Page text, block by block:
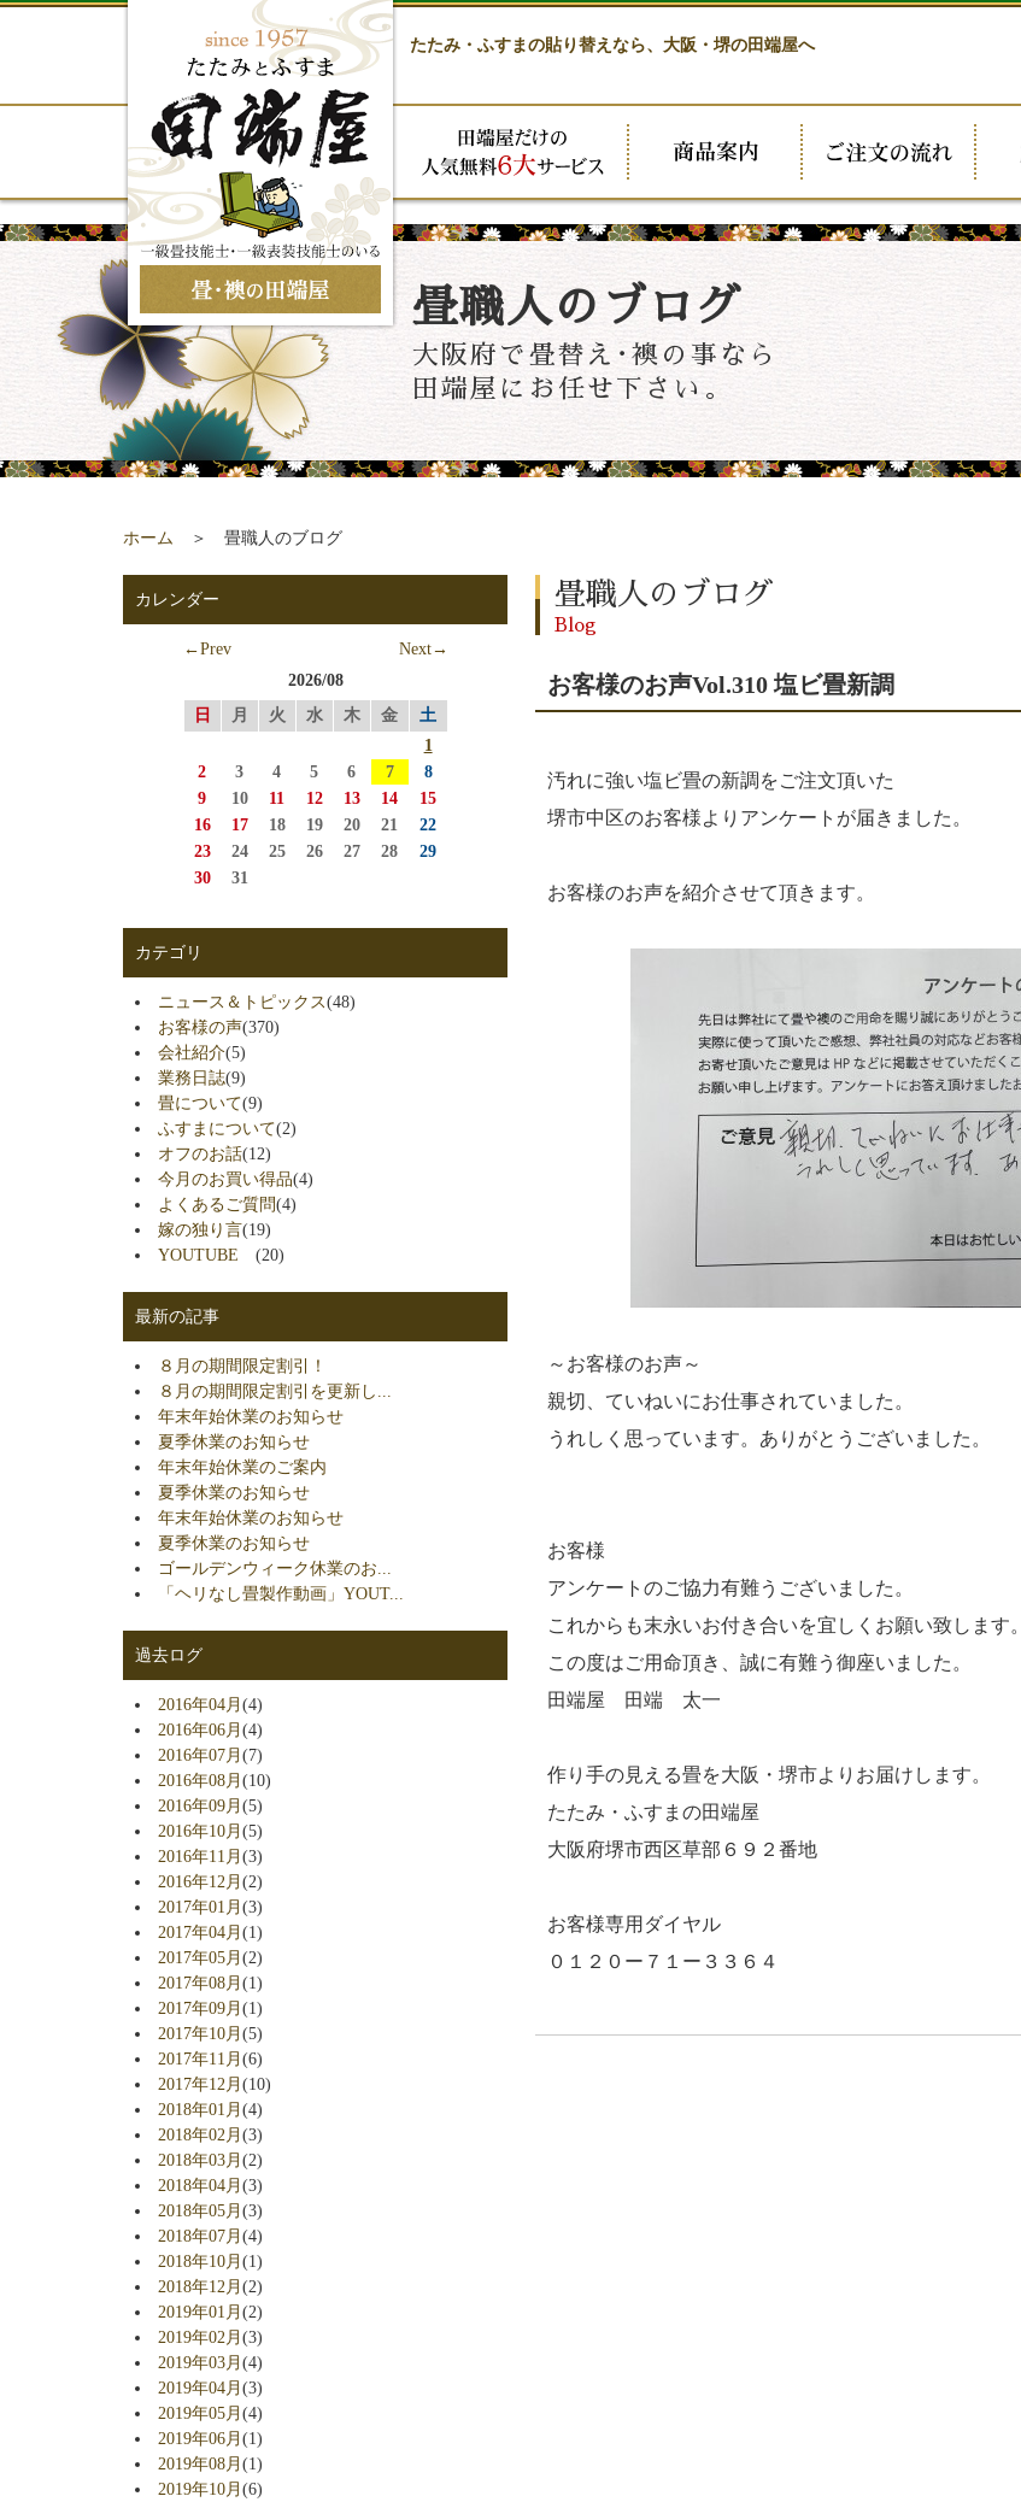
たたみ・ふすまの貼り替えなら、 大阪・堺の田端屋へ
畳職人のブログ
大阪府で畳替え･襖の事なら
田端屋にお任せ下さい。
ホーム ＞ 畳職人のブログ
畳職人のブログ
Blog
お客様のお声Vol.310 塩ビ畳新調
汚れに強い塩ビ畳の新調をご注文頂いた
堺市中区のお客様よりアンケートが届きました。
お客様のお声を紹介させて頂きます。
～お客様のお声～
親切、ていねいにお仕事されていました。
うれしく思っています。ありがとうございました。
お客様
アンケートのご協力有難うございました。
これからも末永いお付き合いを宜しくお願い致します。
この度はご用命頂き、誠に有難う御座いました。
田端屋 田端 太一
作り手の見える畳を大阪・堺市よりお届けします。
たたみ・ふすまの田端屋
大阪府堺市西区草部６９２番地
お客様専用ダイヤル
０１２０ー７１ー３３６４
カレンダー
←Prev
Next→
2026/08
日
月 火 水 木 金
土
1
2
3 4 5 6 7
8
9
10 11 12 13 14
15
16
17 18 19 20 21
22
23
24 25 26 27 28
29
30
31
カテゴリ
ニュース＆トピックス(48)
お客様の声(370)
会社紹介(5)
業務日誌(9)
畳について(9)
ふすまについて(2)
オフのお話(12)
今月のお買い得品(4)
よくあるご質問(4)
嫁の独り言(19)
YOUTUBE(20)
最新の記事
８月の期間限定割引！
８月の期間限定割引を更新し...
年末年始休業のお知らせ
夏季休業のお知らせ
年末年始休業のご案内
夏季休業のお知らせ
年末年始休業のお知らせ
夏季休業のお知らせ
ゴールデンウィーク休業のお...
「ヘリなし畳製作動画」YOUT...
過去ログ
2016年04月(4)
2016年06月(4)
2016年07月(7)
2016年08月(10)
2016年09月(5)
2016年10月(5)
2016年11月(3)
2016年12月(2)
2017年01月(3)
2017年04月(1)
2017年05月(2)
2017年08月(1)
2017年09月(1)
2017年10月(5)
2017年11月(6)
2017年12月(10)
2018年01月(4)
2018年02月(3)
2018年03月(2)
2018年04月(3)
2018年05月(3)
2018年07月(4)
2018年10月(1)
2018年12月(2)
2019年01月(2)
2019年02月(3)
2019年03月(4)
2019年04月(3)
2019年05月(4)
2019年06月(1)
2019年08月(1)
2019年10月(6)